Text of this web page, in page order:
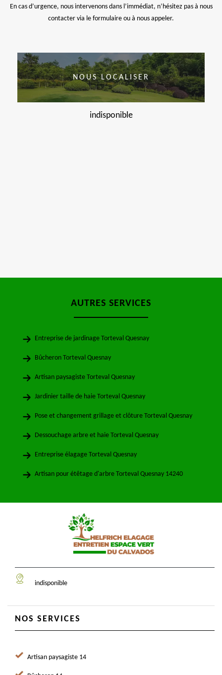
En cas d’urgence, nous intervenons dans l’immédiat, n’hésitez pas à nous
contacter via le formulaire ou à nous appeler.
NOUS LOCALISER
indisponible
AUTRES SERVICES
Entreprise de jardinage Torteval Quesnay
Bûcheron Torteval Quesnay
Artisan paysagiste Torteval Quesnay
Jardinier taille de haie Torteval Quesnay
Pose et changement grillage et clôture Torteval Quesnay
Dessouchage arbre et haie Torteval Quesnay
Entreprise élagage Torteval Quesnay
Artisan pour étêtage d'arbre Torteval Quesnay 14240
indisponible
NOS SERVICES
Artisan paysagiste 14